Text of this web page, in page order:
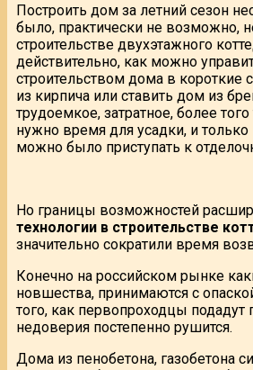
Построить дом за летний сезон
было, практически не возможно,
строительстве двухэтажного
действительно, как можно
строительством дома в короткие
из кирпича или ставить дом из
трудоемкое, затратное, более
нужно время для усадки, и только
можно было приступать к
Но границы возможностей
технологии в строительстве
значительно сократили время
Конечно на российском рынке
новшества, принимаются с
того, как первопроходцы подадут
недоверия постепенно рушится.
Дома из пенобетона, газобетона